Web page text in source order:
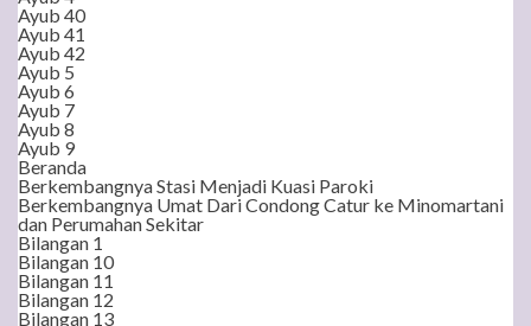
Ayub 40
Ayub 41
Ayub 42
Ayub 5
Ayub 6
Ayub 7
Ayub 8
Ayub 9
Beranda
Berkembangnya Stasi Menjadi Kuasi Paroki
Berkembangnya Umat Dari Condong Catur ke Minomartani
dan Perumahan Sekitar
Bilangan 1
Bilangan 10
Bilangan 11
Bilangan 12
Bilangan 13